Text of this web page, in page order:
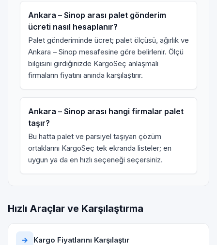
Ankara – Sinop arası palet gönderim
ücreti nasıl hesaplanır?
Palet gönderiminde ücret; palet ölçüsü, ağırlık ve
Ankara – Sinop mesafesine göre belirlenir. Ölçü
bilgisini girdiğinizde KargoSeç anlaşmalı
firmaların fiyatını anında karşılaştırır.
Ankara – Sinop arası hangi firmalar palet
taşır?
Bu hatta palet ve parsiyel taşıyan çözüm
ortaklarını KargoSeç tek ekranda listeler; en
uygun ya da en hızlı seçeneği seçersiniz.
Hızlı Araçlar ve Karşılaştırma
→ Kargo Fiyatlarını Karşılaştır